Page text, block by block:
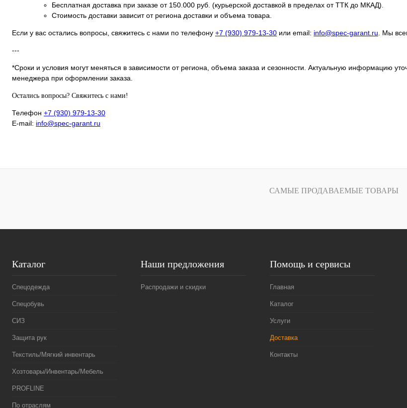
Бесплатная доставка при заказе от 150.000 руб. (курьерской доставкой в пределах от ТТК до МКАД).
Стоимость доставки зависит от региона доставки и объема товара.
Если у вас остались вопросы, свяжитесь с нами по телефону +7 (930) 979-13-30 или email: info@spec-garant.ru. Мы
---
*Сроки и условия могут меняться в зависимости от региона, объема заказа и сезонности. Актуальную информацию
менеджера при оформлении заказа.
Остались вопросы? Свяжитесь с нами!
Телефон +7 (930) 979-13-30
E-mail: info@spec-garant.ru
САМЫЕ ПРОДАВАЕМЫЕ ТОВАРЫ
Каталог
Спецодежда
Спецобувь
СИЗ
Защита рук
Текстиль/Мягкий инвентарь
Хозтовары/Инвентарь/Мебель
PROFLINE
По отраслям
Наши предложения
Распродажи и скидки
Помощь и сервисы
Главная
Каталог
Услуги
Доставка
Контакты